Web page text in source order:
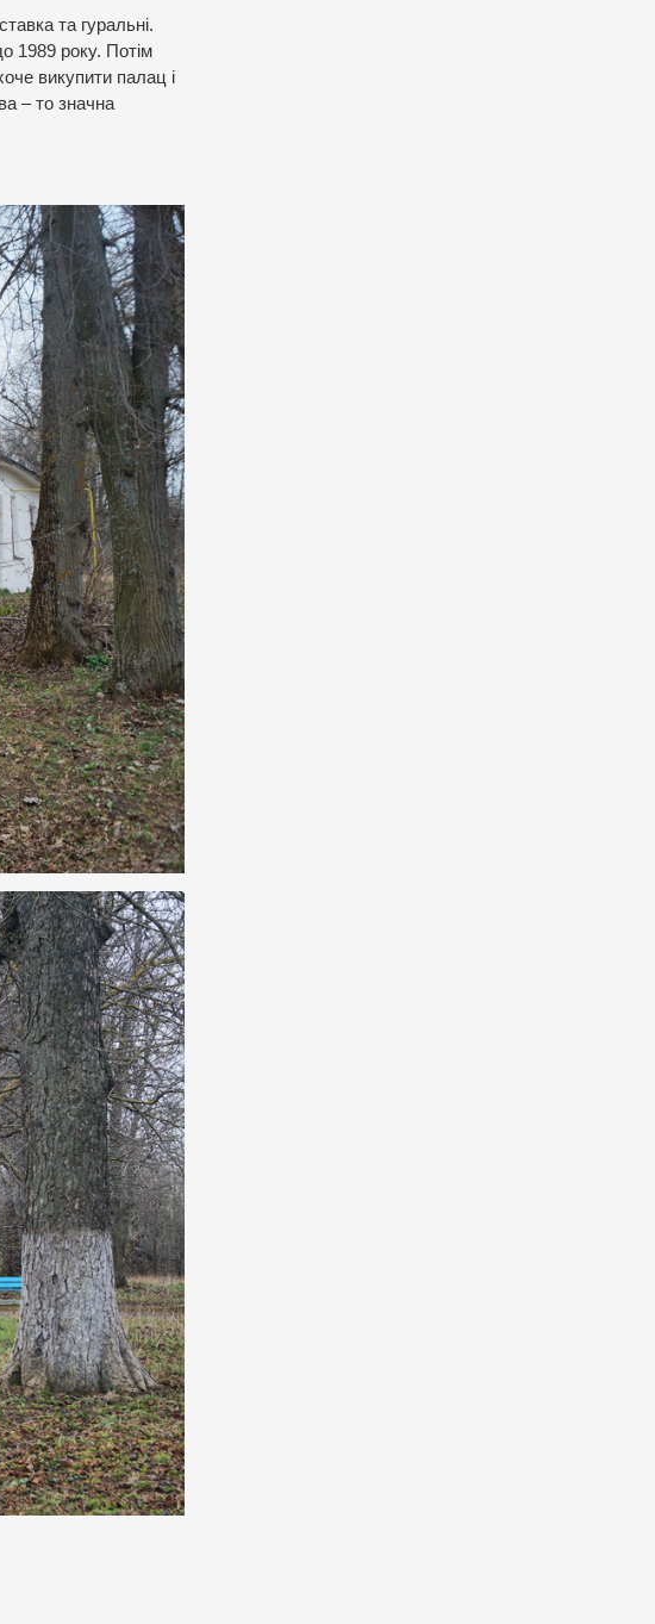
та гуральні.
1989 року. Потім
викупити палац і
– то значна